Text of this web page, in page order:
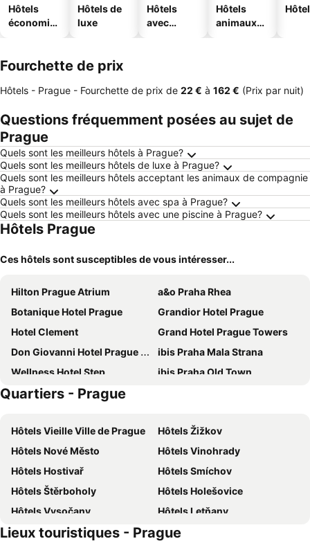
Hôtels
économiq
Hôtels de
luxe
Hôtels
avec
Hôtels
animaux
Fourchette de prix
Hôtels - Prague - Fourchette de prix de ‎22 € à ‎162 € (Prix par nuit)
Questions fréquemment posées au sujet de
Prague
Quels sont les meilleurs hôtels à Prague?
Quels sont les meilleurs hôtels de luxe à Prague?
Quels sont les meilleurs hôtels acceptant les animaux de compagnie
à Prague?
Quels sont les meilleurs hôtels avec spa à Prague?
Quels sont les meilleurs hôtels avec une piscine à Prague?
Hôtels Prague
Ces hôtels sont susceptibles de vous intéresser...
Hilton Prague Atrium
a&o Praha Rhea
Botanique Hotel Prague
Grandior Hotel Prague
Hotel Clement
Grand Hotel Prague Towers
Don Giovanni Hotel Prague - Great Hotels of The World
ibis Praha Mala Strana
Wellness Hotel Step
ibis Praha Old Town
Hotel Relax Inn
Quentin Prague Hotel
Exe City Park
Stages Hotel Prague, A Tribute Portfolio Hotel
Red & Blue Design Hotel Prague
The Cloud One Prague
Hotel Royal Prague
Hotel Bologna
Hotel KINGS COURT
Eurostars Thalia
Occidental Praha Five
Grand Hotel International
Hotel Belvedere
Quartiers - Prague
Hôtels Vieille Ville de Prague
Hôtels Žižkov
Hôtels Nové Město
Hôtels Vinohrady
Hôtels Hostivař
Hôtels Smíchov
Hôtels Štěrboholy
Hôtels Holešovice
Hôtels Vysočany
Hôtels Letňany
Hôtels Dejvice
Hôtels Vršovice
Lieux touristiques - Prague